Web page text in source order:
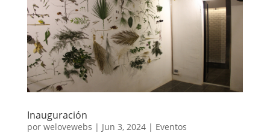
Inauguración
por welovewebs | Jun 3, 2024| Eventos